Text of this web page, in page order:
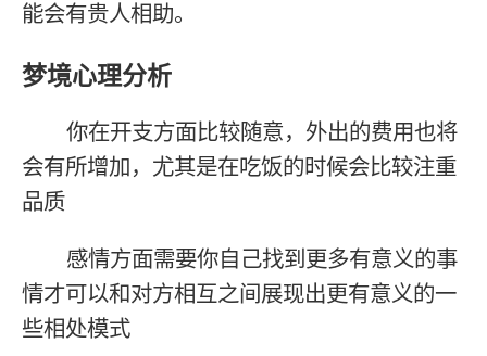
能会有贵人相助。
梦境心理分析
你在开支方面比较随意，外出的费用也将
会有所增加，尤其是在吃饭的时候会比较注重
品质
感情方面需要你自己找到更多有意义的事
情才可以和对方相互之间展现出更有意义的一
些相处模式